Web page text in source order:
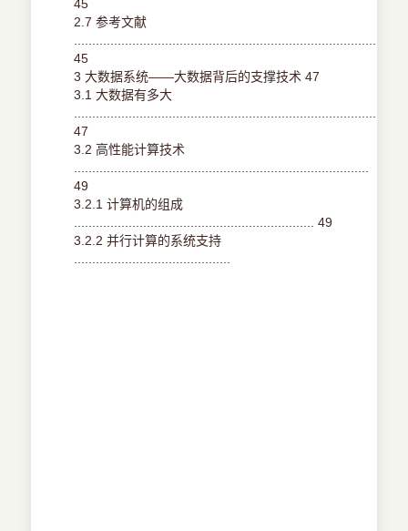
45
2.7 参考文献
45
3 大数据系统——大数据背后的支撑技术 47
3.1 大数据有多大
.....................................................................................
47
3.2 高性能计算技术
.................................................................................
49
3.2.1 计算机的组成
.................................................................. 49
3.2.2 并行计算的系统支持
...........................................